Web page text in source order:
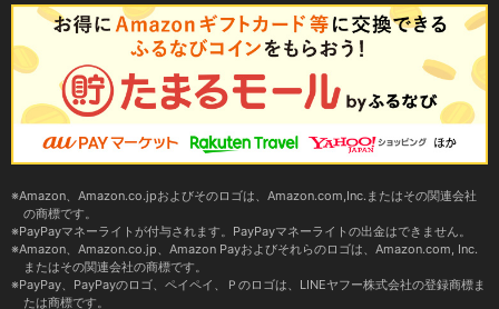
Amazon、Amazon.co.jpおよびそのロゴは、Amazon.com,Inc.またはその関連会社
の商標です。
PayPayマネーライトが付与されます。PayPayマネーライトの出金はできません。
Amazon、Amazon.co.jp、Amazon Payおよびそれらのロゴは、Amazon.com, Inc.
またはその関連会社の商標です。
PayPay、PayPayのロゴ、ペイペイ、Ｐのロゴは、LINEヤフー株式会社の登録商標ま
たは商標です。